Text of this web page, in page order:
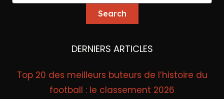
DERNIERS ARTICLES
Top 20 des meilleurs buteurs de l’histoire du
football : le classement 2026